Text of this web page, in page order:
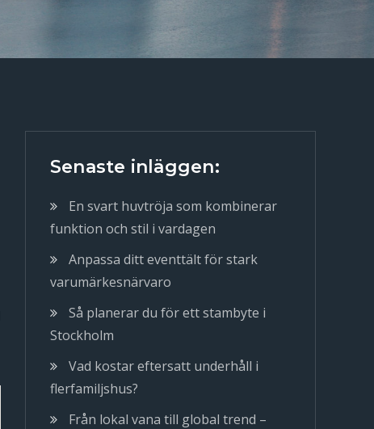
Senaste inläggen:
En svart huvtröja som kombinerar
funktion och stil i vardagen
Anpassa ditt eventtält för stark
varumärkesnärvaro
Så planerar du för ett stambyte i
Stockholm
Vad kostar eftersatt underhåll i
flerfamiljshus?
Från lokal vana till global trend –